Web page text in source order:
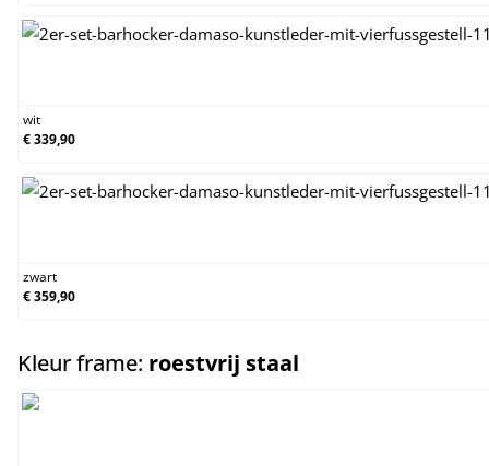
wit
€ 339,90
zwart
€ 359,90
Kleur frame: roestvrij staal